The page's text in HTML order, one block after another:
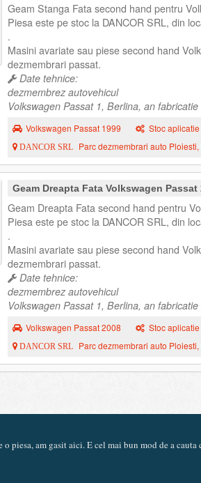
Geam Stanga Fata second hand pentru
Piesa este pe stoc la DANCOR SRL, din
.
Masini avariate sau piese second hand
dezmembrari passat.
Date tehnice:
dezmembrez autovehicul
Volkswagen Passat 1, Berlina, an
Volkswagen Passat 1999 Stoc
DANCOR SRL Parc dezmembrari auto
Geam Dreapta Fata Volkswagen
Geam Dreapta Fata second hand pentru
Piesa este pe stoc la DANCOR SRL, din
.
Masini avariate sau piese second hand
dezmembrari passat.
Date tehnice:
dezmembrez autovehicul
Volkswagen Passat 1, Berlina, an
Volkswagen Passat 2008 Stoc
DANCOR SRL Parc dezmembrari auto
piesa, am gasit aici. E cel mai bun mod de a cauta